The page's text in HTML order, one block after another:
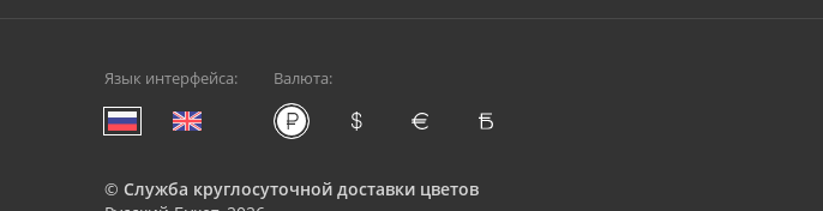
Язык интерфейса: Валюта:
© Служба круглосуточной доставки цветов